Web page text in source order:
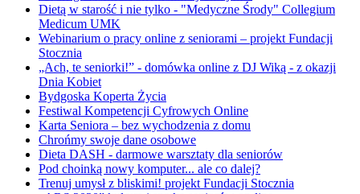
Dietą w starość i nie tylko - "Medyczne Środy" Collegium
Medicum UMK
Webinarium o pracy online z seniorami – projekt Fundacji
Stocznia
„Ach, te seniorki!” - domówka online z DJ Wiką - z okazji
Dnia Kobiet
Bydgoska Koperta Życia
Festiwal Kompetencji Cyfrowych Online
Karta Seniora – bez wychodzenia z domu
Chrońmy swoje dane osobowe
Dieta DASH - darmowe warsztaty dla seniorów
Pod choinką nowy komputer... ale co dalej?
Trenuj umysł z bliskimi! projekt Fundacji Stocznia